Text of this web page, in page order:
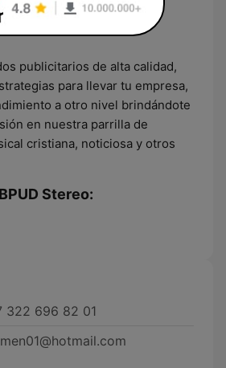
publicitarios de alta calidad,
para llevar tu empresa,
a otro nivel brindándote
en nuestra parrilla de
cristiana, noticiosa y otros
Stereo:
322 696 82 01